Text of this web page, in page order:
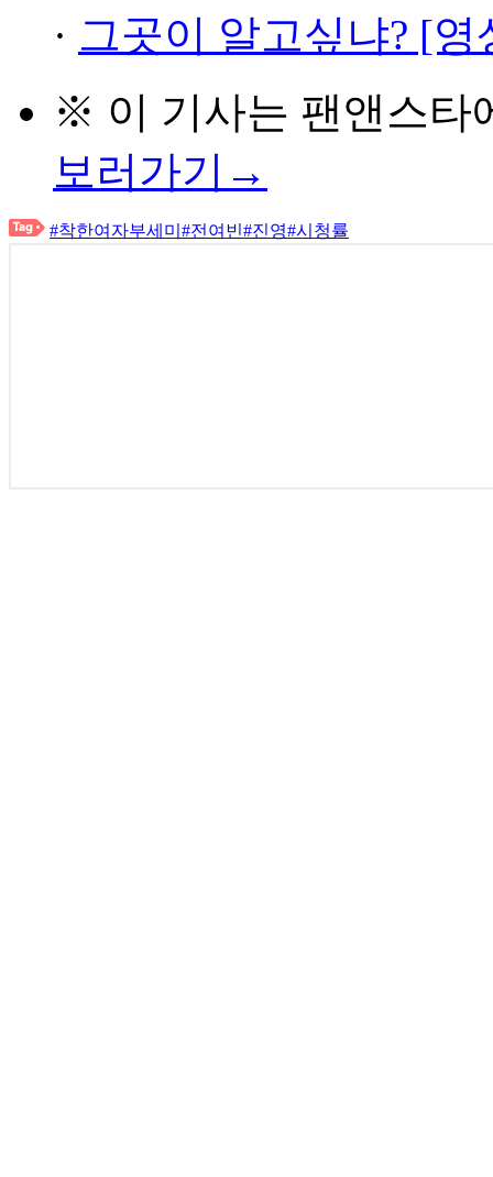
· 그곳이 알고싶냐? [
※ 이 기사는 팬앤스타
보러가기→
#착한여자부세미 #전여빈#진영#시청률